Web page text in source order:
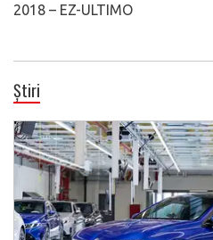
2018 – EZ-ULTIMO
Știri